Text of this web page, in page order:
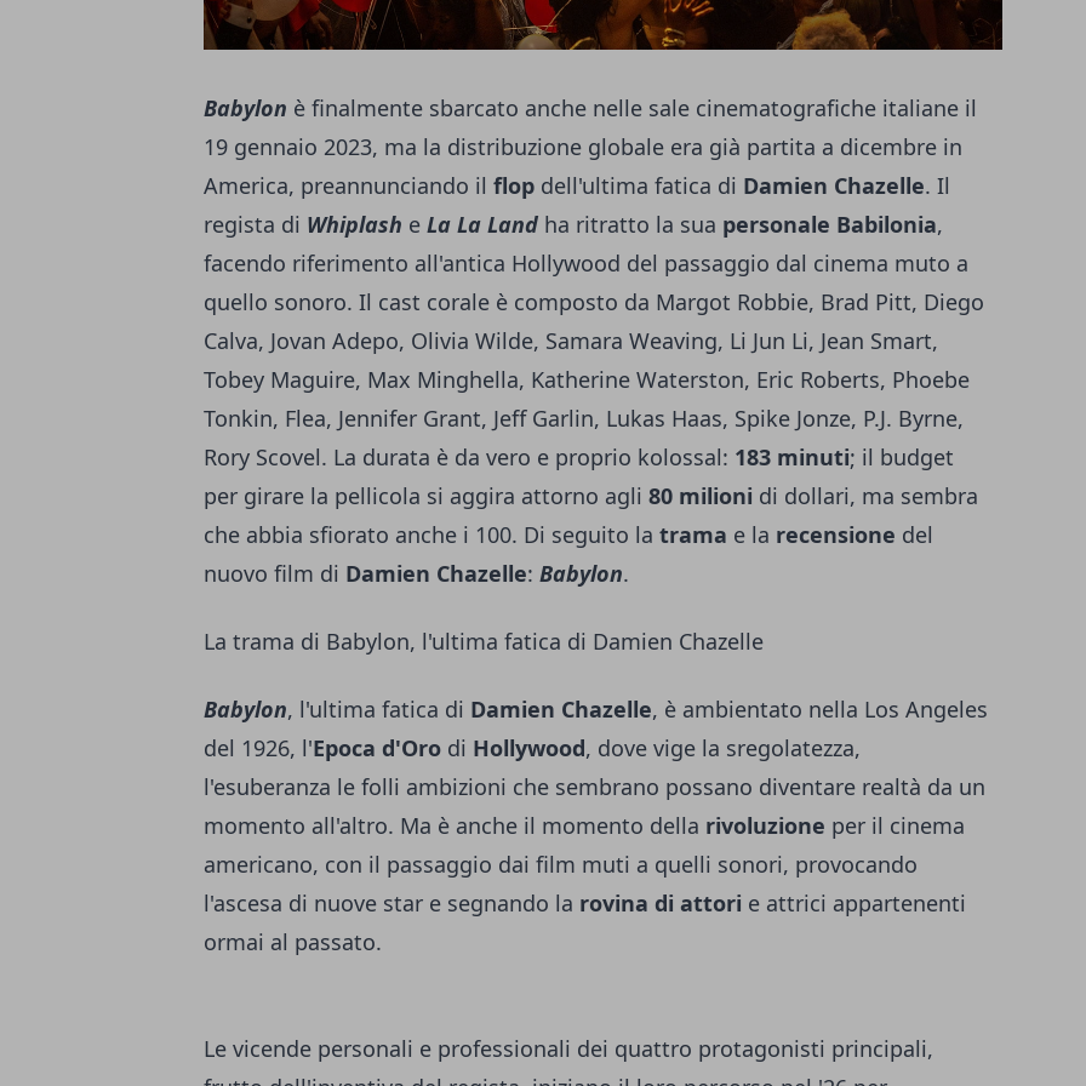
Babylon è finalmente sbarcato anche nelle sale cinematografiche italiane il
19 gennaio 2023, ma la distribuzione globale era già partita a dicembre in
America, preannunciando il flop dell'ultima fatica di Damien Chazelle. Il
regista di Whiplash e La La Land ha ritratto la sua personale Babilonia,
facendo riferimento all'antica Hollywood del passaggio dal cinema muto a
quello sonoro. Il cast corale è composto da Margot Robbie, Brad Pitt, Diego
Calva, Jovan Adepo, Olivia Wilde, Samara Weaving, Li Jun Li, Jean Smart,
Tobey Maguire, Max Minghella, Katherine Waterston, Eric Roberts, Phoebe
Tonkin, Flea, Jennifer Grant, Jeff Garlin, Lukas Haas, Spike Jonze, P.J. Byrne,
Rory Scovel. La durata è da vero e proprio kolossal: 183 minuti; il budget
per girare la pellicola si aggira attorno agli 80 milioni di dollari, ma sembra
che abbia sfiorato anche i 100. Di seguito la trama e la recensione del
nuovo film di Damien Chazelle: Babylon.
La trama di Babylon, l'ultima fatica di Damien Chazelle
Babylon, l'ultima fatica di Damien Chazelle, è ambientato nella Los Angeles
del 1926, l'Epoca d'Oro di Hollywood, dove vige la sregolatezza,
l'esuberanza le folli ambizioni che sembrano possano diventare realtà da un
momento all'altro. Ma è anche il momento della rivoluzione per il cinema
americano, con il passaggio dai film muti a quelli sonori, provocando
l'ascesa di nuove star e segnando la rovina di attori e attrici appartenenti
ormai al passato.
Le vicende personali e professionali dei quattro protagonisti principali,